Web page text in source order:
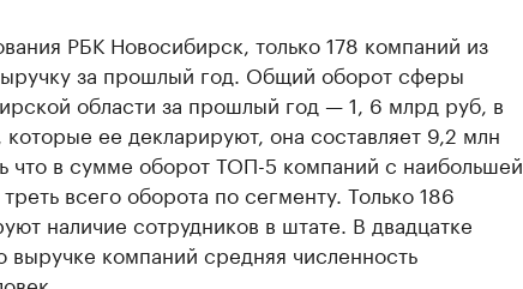
РБК Новосибирск, только 178 компаний из
за прошлый год. Общий оборот сферы
области за прошлый год — 1, 6 млрд руб, в
ее декларируют, она составляет 9,2 млн
что в сумме оборот ТОП-5 компаний с наибольшей
всего оборота по сегменту. Только 186
наличие сотрудников в штате. В двадцатке
компаний средняя численность